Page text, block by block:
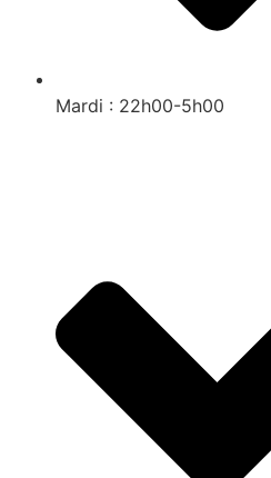
Mardi : 22h00-5h00